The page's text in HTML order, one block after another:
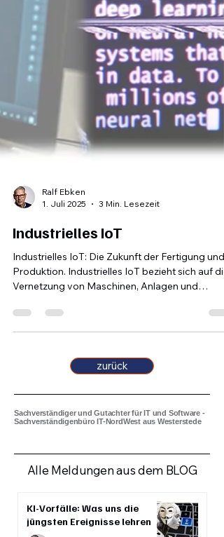
Ralf Ebken
Industrielles IoT
Produktion. Industrielles IoT bezieht sich auf die
Vernetzung von Maschinen, Anlagen und
anderen industriellen Umgebungen.
zurück
Sachverständigenbüro IT-NordWest aus Westerstede
Alle Meldungen aus dem BLOG